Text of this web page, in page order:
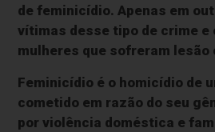
de feminicídio. Apenas em
vítimas desse tipo de crime e
mulheres que sofreram lesão
Feminicídio é o homicídio de
cometido em razão do seu
por violência doméstica e